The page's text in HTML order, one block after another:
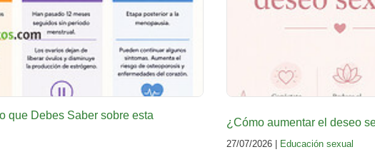
que Debes Saber sobre esta
¿Cómo aumentar el deseo
27/07/2026 | Educación sexual